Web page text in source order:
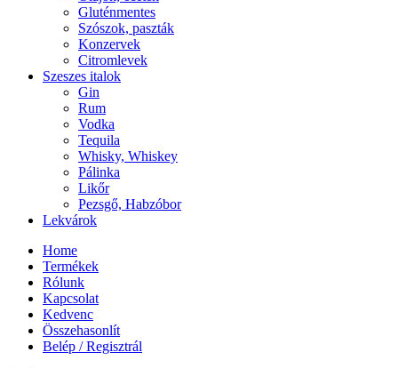
Gluténmentes
Szószok, paszták
Konzervek
Citromlevek
Szeszes italok
Gin
Rum
Vodka
Tequila
Whisky, Whiskey
Pálinka
Likőr
Pezsgő, Habzóbor
Lekvárok
Home
Termékek
Rólunk
Kapcsolat
Kedvenc
Összehasonlít
Belép / Regisztrál